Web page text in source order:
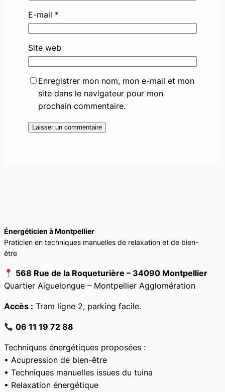
E-mail *
Site web
Enregistrer mon nom, mon e-mail et mon
site dans le navigateur pour mon
prochain commentaire.
Énergéticien à Montpellier
Praticien en techniques manuelles de relaxation et de bien-
être
568 Rue de la Roqueturière – 34090 Montpellier
Quartier Aiguelongue – Montpellier Agglomération
Accès : Tram ligne 2, parking facile.
06 11 19 72 88
Techniques énergétiques proposées :
• Acupression de bien-être
• Techniques manuelles issues du tuina
• Relaxation énergétique